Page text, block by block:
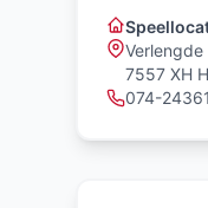
Verlengde
7557 XH
074-